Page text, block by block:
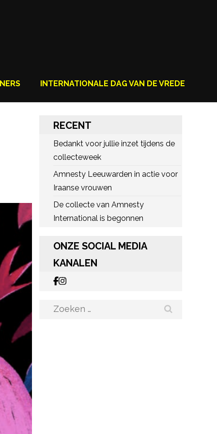
INTERNATIONALE DAG VAN DE VREDE
RECENT
Bedankt voor jullie inzet tijdens de
collecteweek
Amnesty Leeuwarden in actie voor
Iraanse vrouwen
De collecte van Amnesty
International is begonnen
ONZE SOCIAL MEDIA
KANALEN
Zoeken